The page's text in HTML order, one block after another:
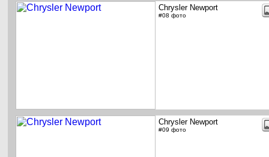
Chrysler Newport
#08 фото
Chrysler Newport
#09 фото